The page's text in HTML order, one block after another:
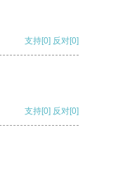
支持[0] 反对[0]
支持[0] 反对[0]